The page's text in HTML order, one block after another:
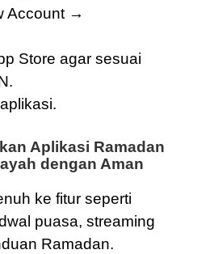
Account →
Store agar sesuai
Aplikasi Ramadan
dengan Aman
ke fitur seperti
puasa, streaming
Ramadan.